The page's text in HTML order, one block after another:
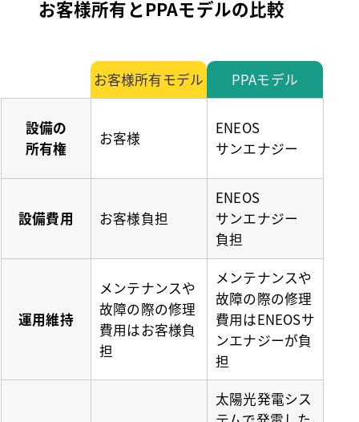
お客様所有とPPAモデルの比較
お客様所有モデル PPAモデル
設備の
所有権
お客様
ENEOS
サンエナジー
設備費用 お客様負担
ENEOS
サンエナジー
負担
運用維持
メンテナンスや
故障の際の修理
費用はお客様負
担
メンテナンスや
故障の際の修理
費用はENEOSサ
ンエナジーが負
担
太陽光発電シス